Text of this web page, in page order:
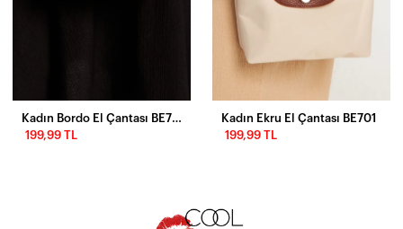
Kadın Bordo El Çantası BE701
199,99 TL
Kadın Ekru El Çantası BE701
199,99 TL